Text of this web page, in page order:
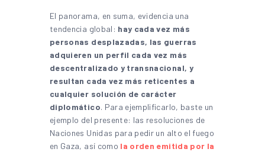
El panorama, en suma, evidencia una
tendencia global: hay cada vez más
personas desplazadas, las guerras
adquieren un perfil cada vez más
descentralizado y transnacional, y
resultan cada vez más reticentes a
cualquier solución de carácter
diplomático. Para ejemplificarlo, baste un
ejemplo del presente: las resoluciones de
Naciones Unidas para pedir un alto el fuego
en Gaza, así como la orden emitida por la